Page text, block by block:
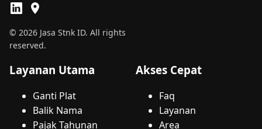
© 2026 Jasa Stnk ID. All rights
reserved.
Layanan Utama
Ganti Plat
Balik Nama
Pajak Tahunan
Akses Cepat
Faq
Layanan
Area